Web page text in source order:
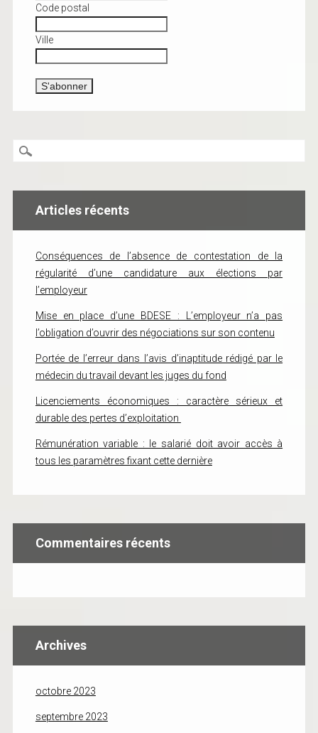
Code postal
Ville
Articles récents
Conséquences de l’absence de contestation de la
régularité d’une candidature aux élections par
l’employeur
Mise en place d’une BDESE : L’employeur n’a pas
l’obligation d’ouvrir des négociations sur son contenu
Portée de l’erreur dans l’avis d’inaptitude rédigé par le
médecin du travail devant les juges du fond
Licenciements économiques : caractère sérieux et
durable des pertes d’exploitation
Rémunération variable : le salarié doit avoir accès à
tous les paramètres fixant cette dernière
Commentaires récents
Archives
octobre 2023
septembre 2023